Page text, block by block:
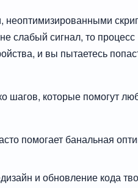
слабый сигнал, то процесс
и вы пытаетесь
шагов, которые помогут
помогает банальная
и обновление кода